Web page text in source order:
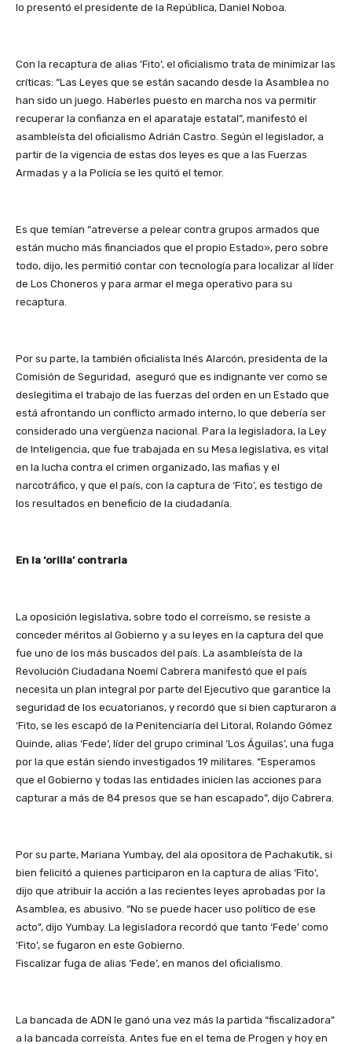
lo presentó el presidente de la República, Daniel Noboa.
Con la recaptura de alias ‘Fito’, el oficialismo trata de minimizar las
críticas: “Las Leyes que se están sacando desde la Asamblea no
han sido un juego. Haberles puesto en marcha nos va permitir
recuperar la confianza en el aparataje estatal”, manifestó el
asambleísta del oficialismo Adrián Castro. Según el legislador, a
partir de la vigencia de estas dos leyes es que a las Fuerzas
Armadas y a la Policía se les quitó el temor.
Es que temían “atreverse a pelear contra grupos armados que
están mucho más financiados que el propio Estado», pero sobre
todo, dijo, les permitió contar con tecnología para localizar al líder
de Los Choneros y para armar el mega operativo para su
recaptura.
Por su parte, la también oficialista Inés Alarcón, presidenta de la
Comisión de Seguridad, aseguró que es indignante ver como se
deslegitima el trabajo de las fuerzas del orden en un Estado que
está afrontando un conflicto armado interno, lo que debería ser
considerado una vergüenza nacional. Para la legisladora, la Ley
de Inteligencia, que fue trabajada en su Mesa legislativa, es vital
en la lucha contra el crimen organizado, las mafias y el
narcotráfico, y que el país, con la captura de ‘Fito’, es testigo de
los resultados en beneficio de la ciudadanía.
En la ‘orilla’ contraria
La oposición legislativa, sobre todo el correísmo, se resiste a
conceder méritos al Gobierno y a su leyes en la captura del que
fue uno de los más buscados del país. La asambleísta de la
Revolución Ciudadana Noemí Cabrera manifestó que el país
necesita un plan integral por parte del Ejecutivo que garantice la
seguridad de los ecuatorianos, y recordó que si bien capturaron a
‘Fito, se les escapó de la Penitenciaría del Litoral, Rolando Gómez
Quinde, alias ‘Fede’, líder del grupo criminal ‘Los Águilas’, una fuga
por la que están siendo investigados 19 militares. “Esperamos
que el Gobierno y todas las entidades inicien las acciones para
capturar a más de 84 presos que se han escapado”, dijo Cabrera.
Por su parte, Mariana Yumbay, del ala opositora de Pachakutik, si
bien felicitó a quienes participaron en la captura de alias ‘Fito’,
dijo que atribuir la acción a las recientes leyes aprobadas por la
Asamblea, es abusivo. “No se puede hacer uso político de ese
acto”, dijo Yumbay. La legisladora recordó que tanto ‘Fede’ como
‘Fito’, se fugaron en este Gobierno.
Fiscalizar fuga de alias ‘Fede’, en manos del oficialismo.
La bancada de ADN le ganó una vez más la partida “fiscalizadora”
a la bancada correísta. Antes fue en el tema de Progen y hoy en